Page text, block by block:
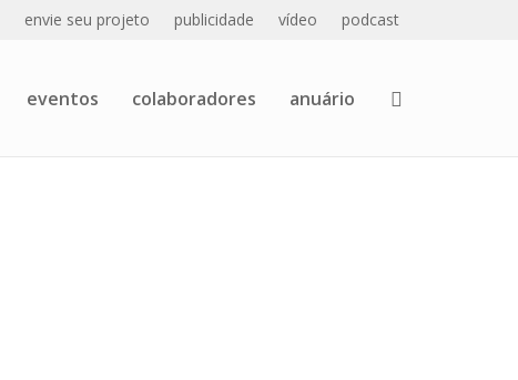
envie seu projeto publicidade vídeo podcast
eventos colaboradores anuário